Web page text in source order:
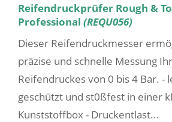
Reifendruckprüfer Rough &
Professional (REQU056)
Dieser Reifendruckmesser
präzise und schnelle Messung
Reifendruckes von 0 bis 4 Bar. -
geschützt und st0ßfest in einer
Kunststoffbox - Druckentlast...